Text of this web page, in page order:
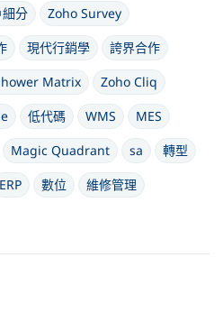
分
Zoho Survey
現代行銷學
誇界合作
Matrix
Zoho Cliq
低代碼 WMS
MES
Magic Quadrant sa
轉型
ERP 數位 維修管理